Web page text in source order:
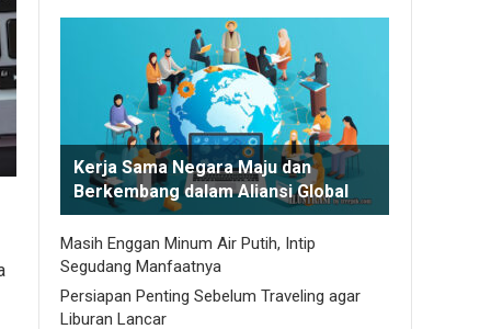
Kerja Sama Negara Maju dan
Berkembang dalam Aliansi Global
Masih Enggan Minum Air Putih, Intip
Segudang Manfaatnya
Persiapan Penting Sebelum Traveling agar
Liburan Lancar